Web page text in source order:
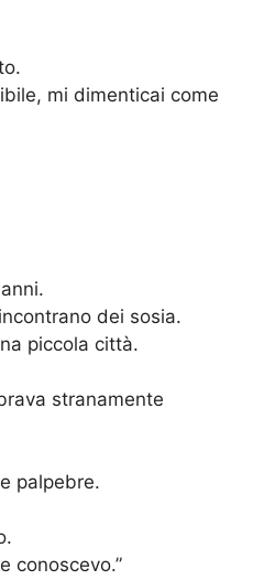
mi dimenticai come
dei sosia.
piccola città.
stranamente
palpebre.
conoscevo.”